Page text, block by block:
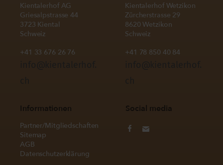
Kientalerhof AG
Griesalpstrasse 44
3723 Kiental
Schweiz
+41 33 676 26 76
Kientalerhof Wetzikon
Zürcherstrasse 29
8620 Wetzikon
Schweiz
+41 78 850 40 84
Informationen
Partner/Mitgliedschaften
Sitemap
AGB
Datenschutzerklärung
Social media